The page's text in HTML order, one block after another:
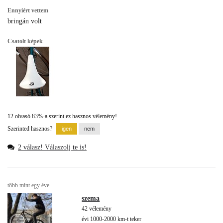
Ennyiért vettem
bringán volt
Csatolt képek
12 olvasó 83%-a szerint ez hasznos vélemény!
Szerinted hasznos?
2 válasz! Válaszolj te is!
több mint egy éve
szema
42 vélemény
évi 1000-2000 km-t teker